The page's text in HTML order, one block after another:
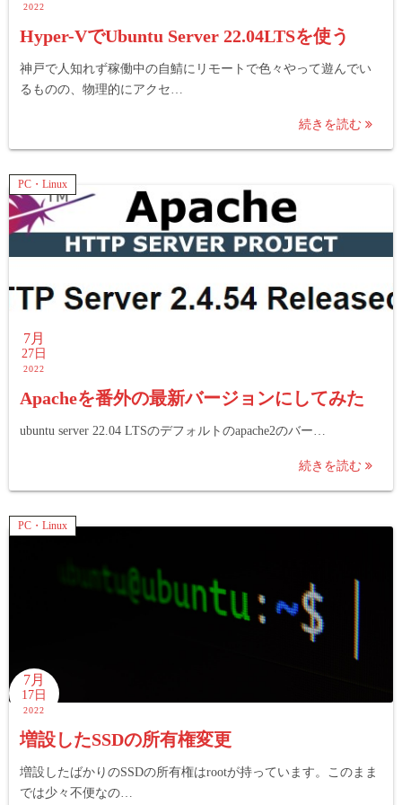
2022
Hyper-VでUbuntu Server 22.04LTSを使う
神戸で人知れず稼働中の自鯖にリモートで色々やって遊んでい
るものの、物理的にアクセ…
続きを読む
PC・Linux
7月
27日
2022
Apacheを番外の最新バージョンにしてみた
ubuntu server 22.04 LTSのデフォルトのapache2のバー…
続きを読む
PC・Linux
7月
17日
2022
増設したSSDの所有権変更
増設したばかりのSSDの所有権はrootが持っています。このまま
では少々不便なの…